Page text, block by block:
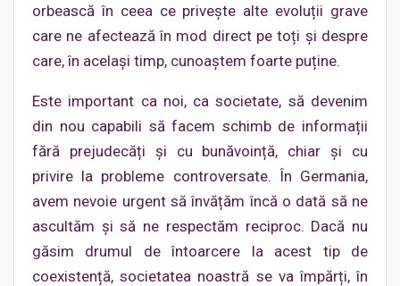
orbească în ceea ce privește alte evoluții grave
care ne afectează în mod direct pe toți și despre
care, în același timp, cunoaștem foarte puține.
Este important ca noi, ca societate, să devenim
din nou capabili să facem schimb de informații
fără prejudecăți și cu bunăvoință, chiar și cu
privire la probleme controversate. În Germania,
avem nevoie urgent să învățăm încă o dată să ne
ascultăm și să ne respectăm reciproc. Dacă nu
găsim drumul de întoarcere la acest tip de
coexistență, societatea noastră se va împărți, în